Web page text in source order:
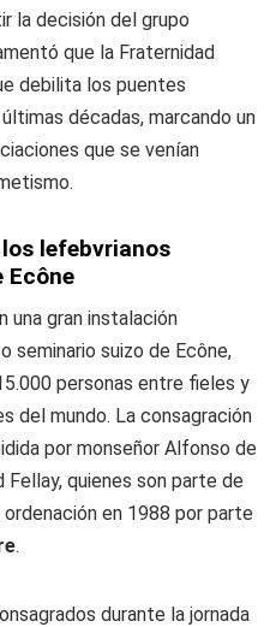
la decisión del grupo
que la Fraternidad
debilita los puentes
décadas, marcando un
que se venían
lefebvrianos
Ecône
una gran instalación
seminario suizo de Ecône,
personas entre fieles y
del mundo. La consagración
por monseñor Alfonso de
Fellay, quienes son parte de
en 1988 por parte
.
durante la jornada